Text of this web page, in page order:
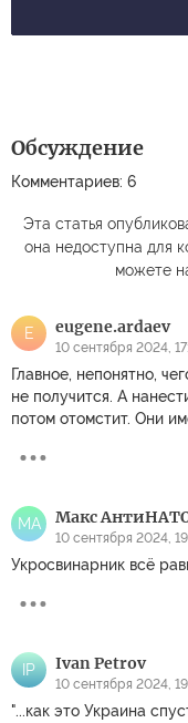
Обсуждение
Комментариев: 6
Эта статья
она недоступна для
можете
E eugene.ardaev
10 сентября 2024,
Главное, непонятно,
не получится. А
потом отомстит. Они
МА Макс
10 сентября 2024,
Укросвинарник всё
IP Ivan Petrov
10 сентября 2024,
"...как это Украина